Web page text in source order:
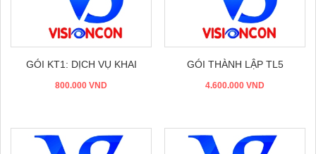
GÓI KT1: DỊCH VỤ KHAI
BÁO THUẾ
800.000 VND
GÓI THÀNH LẬP TL5
4.600.000 VND